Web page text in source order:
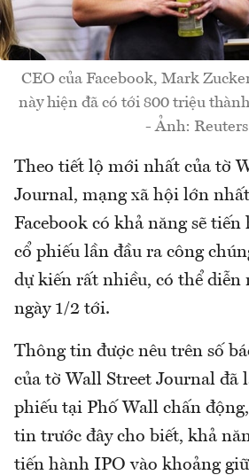
CEO của Facebook, Mark
này hiện đã có tới 800 triệu
- Ảnh:
Theo tiết lộ mới nhất của tờ
Journal, mạng xã hội lớn
Facebook có khả năng sẽ tiến
cổ phiếu lần đầu ra công
dự kiến rất nhiều, có thể diễn
ngày 1/2 tới.
Thông tin được nêu trên số
của tờ Wall Street Journal đã
phiếu tại Phố Wall chấn
tin trước đây cho biết, khả
tiến hành IPO vào khoảng